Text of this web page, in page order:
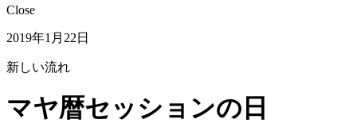
Close
2019年1月22日
新しい流れ
マヤ暦セッションの日